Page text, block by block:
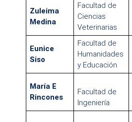
Zuleima
Medina
Facultad de
Ciencias
Veterinarias
Eunice
Siso
Facultad de
Humanidades
y Educación
María E
Rincones
Facultad de
Ingeniería